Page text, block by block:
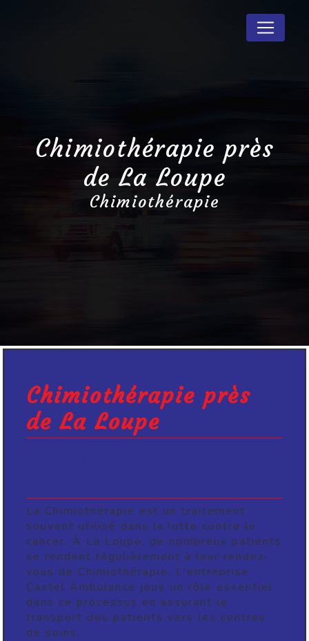
Chimiothérapie près
de La Loupe
Chimiothérapie
Chimiothérapie près
de La Loupe
La Chimiothérapie est un traitement
souvent utilisé dans la lutte contre le
cancer. À La Loupe, de nombreux patients
se rendent régulièrement à leur rendez-
vous de Chimiothérapie. L'entreprise
Castel Ambulance joue un rôle essentiel
dans ce processus en assurant le
transport des patients vers les centres
de soins.